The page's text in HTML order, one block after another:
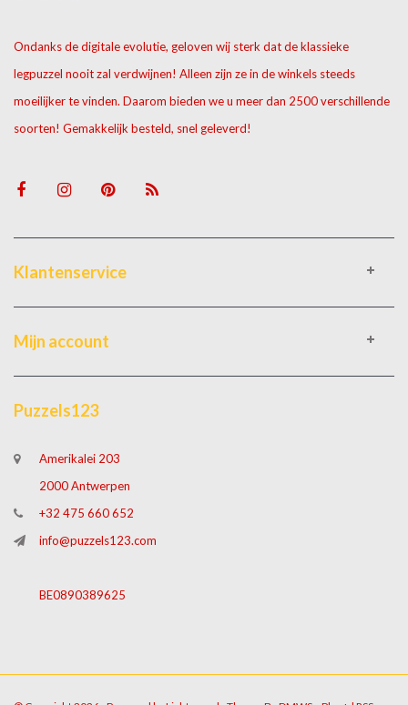
Ondanks de digitale evolutie, geloven wij sterk dat de klassieke
legpuzzel nooit zal verdwijnen! Alleen zijn ze in de winkels steeds
moeilijker te vinden. Daarom bieden we u meer dan 2500 verschillende
soorten! Gemakkelijk besteld, snel geleverd!
Klantenservice
Mijn account
Puzzels123
Amerikalei 203
2000 Antwerpen
+32 475 660 652
info@puzzels123.com
BE0890389625